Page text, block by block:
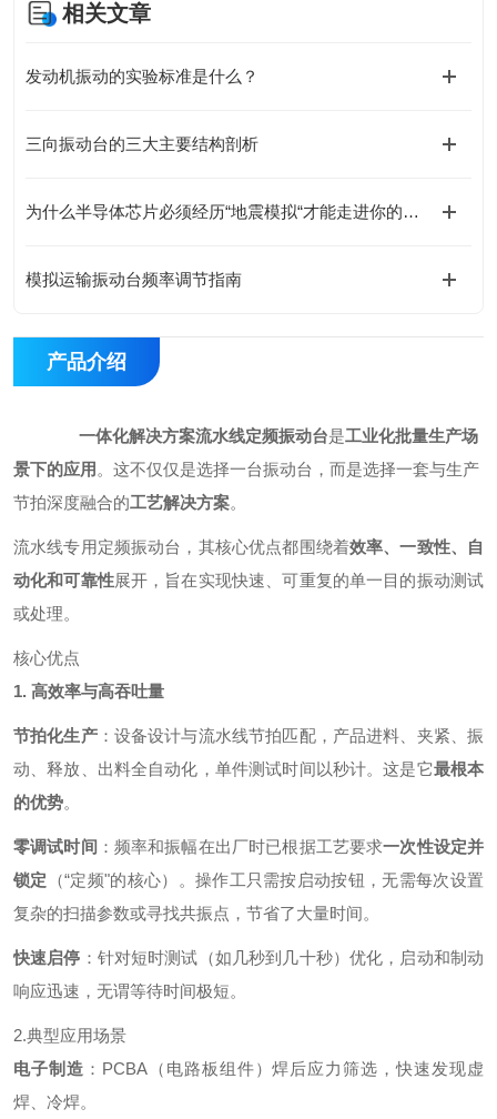
相关文章
发动机振动的实验标准是什么？
三向振动台的三大主要结构剖析
为什么半导体芯片必须经历“地震模拟“才能走进你的手机？
模拟运输振动台频率调节指南
产品介绍
一体化解决方案流水线定频振动台是工业化批量生产场
景下的应用 。这不仅仅是选择一台振动台，而是选择一套与生产
节拍深度融合的工艺解决方案。
流水线专用定频振动台，其核心优点都围绕着效率、一致性、自
动化和可靠性展开，旨在实现快速、可重复的单一目的振动测试
或处理。
核心优点
1. 高效率与高吞吐量
节拍化生产：设备设计与流水线节拍匹配，产品进料、夹紧、振
动、释放、出料全自动化，单件测试时间以秒计。这是它最根本
的优势。
零调试时间 ：频率和振幅在出厂时已根据工艺要求一次性设定并
锁定 （“定频"的核心）。操作工只需按启动按钮，无需每次设置
复杂的扫描参数或寻找共振点，节省了大量时间。
快速启停 ：针对短时测试（如几秒到几十秒）优化，启动和制动
响应迅速，无谓等待时间极短。
2.典型应用场景
电子制造 ：PCBA（电路板组件）焊后应力筛选，快速发现虚
焊、冷焊。